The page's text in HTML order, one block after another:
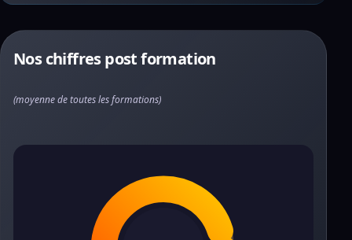
Nos chiffres post formation
(moyenne de toutes les formations)